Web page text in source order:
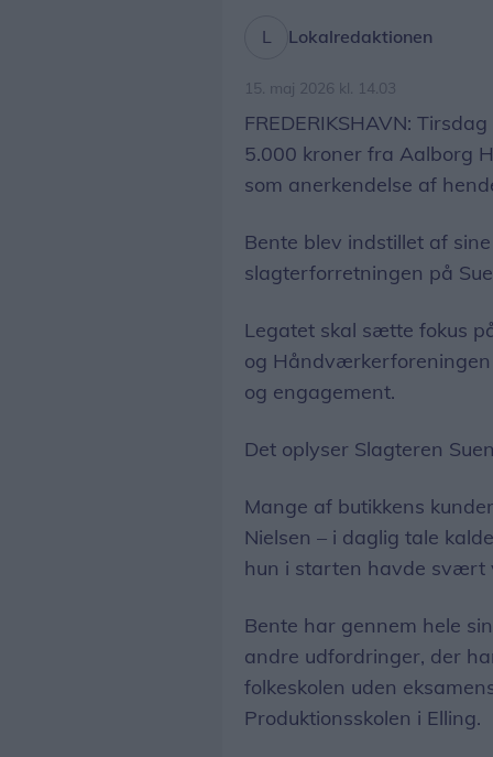
Lokalredaktionen
15. maj 2026 kl. 14.03
FREDERIKSHAVN:
5.000 kroner fra Aalborg
som anerkendelse af
Bente blev indstillet af
slagterforretningen på
Legatet skal sætte fokus
og
og engagement.
Det oplyser Slagteren
Mange af butikkens
Nielsen – i daglig tale
hun i starten havde svært
Bente har gennem hele
andre udfordringer, der
folkeskolen uden
Produktionsskolen i Elling.